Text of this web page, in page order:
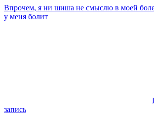
Впрочем, я ни шиша не смыслю в моей
у меня болит
запись